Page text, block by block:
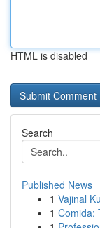
HTML is disabled
Search
Published News
1 Vajinal
1 Comida: